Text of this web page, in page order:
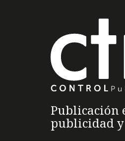
Publicación
publicidad y